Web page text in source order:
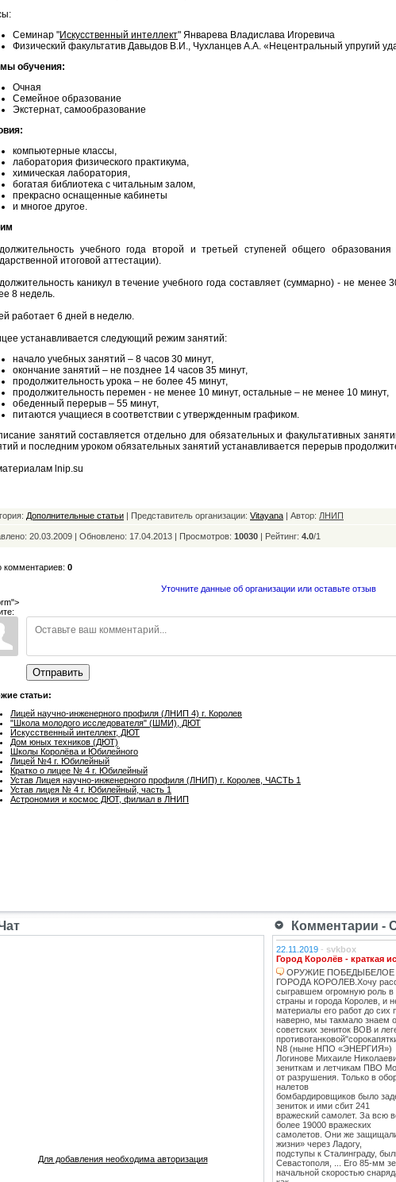
Семинар "Искусственный интеллект" Январева Владислава Игоревича
Физический факультатив Давыдов В.И., Чухланцев А.А. «Нецентральный упругий
обучения:
Очная
Семейное образование
Экстернат, самообразование
компьютерные классы,
лаборатория физического практикума,
химическая лаборатория,
богатая библиотека с читальным залом,
прекрасно оснащенные кабинеты
и многое другое.
учебного года второй и третьей ступеней общего
итоговой аттестации).
каникул в течение учебного года составляет (суммарно) - не менее
8 недель.
работает 6 дней в неделю.
устанавливается следующий режим занятий:
начало учебных занятий – 8 часов 30 минут,
окончание занятий – не позднее 14 часов 35 минут,
продолжительность урока – не более 45 минут,
продолжительность перемен - не менее 10 минут, остальные – не менее 10 минут,
обеденный перерыв – 55 минут,
питаются учащиеся в соответствии с утвержденным графиком.
занятий составляется отдельно для обязательных и факультативных
и последним уроком обязательных занятий устанавливается перерыв
lnip.su
Дополнительные статьи | Представитель организации: Vitayana | Автор: ЛНИП
20.03.2009 | Обновлено: 17.04.2013 | Просмотров: 10030 | Рейтинг: 4.0/1
комментариев: 0
Уточните данные об организации или оставьте отзыв
Отправить
статьи:
Лицей научно-инженерного профиля (ЛНИП 4) г. Королев
"Школа молодого исследователя" (ШМИ), ДЮТ
Искусственный интеллект, ДЮТ
Дом юных техников (ДЮТ)
Школы Королёва и Юбилейного
Лицей №4 г. Юбилейный
Кратко о лицее № 4 г. Юбилейный
Устав Лицея научно-инженерного профиля (ЛНИП) г. Королев, ЧАСТЬ 1
Устав лицея № 4 г. Юбилейный, часть 1
Астрономия и космос ДЮТ, филиал в ЛНИП
Комментарии -
Для добавления необходима авторизация
22.11.2019 - svkbox
Город Королёв - краткая
ОРУЖИЕ
ГОРОДА КОРОЛЕВ.Хочу
сыгравшем огромную роль
страны и города Королев, и
материалы его работ до сих
наверно, мы такмало знаем
советских зениток ВОВ и
N8 (ныне НПО «ЭНЕРГИЯ»)
Логинове Михаиле
зениткам и летчикам ПВО
от разрушения. Только в
налетов
бомбардировщиков было
зениток и ими сбит 241
вражеский самолет. За всю
более 19000 вражеских
самолетов. Они же
жизни» через Ладогу,
подступы к Сталинграду,
Севастополя, ... Его 85-мм
начальной скоростью